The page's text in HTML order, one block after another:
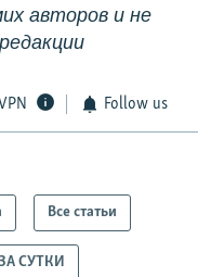
авторов и не
Follow us
Все статьи
СУТКИ